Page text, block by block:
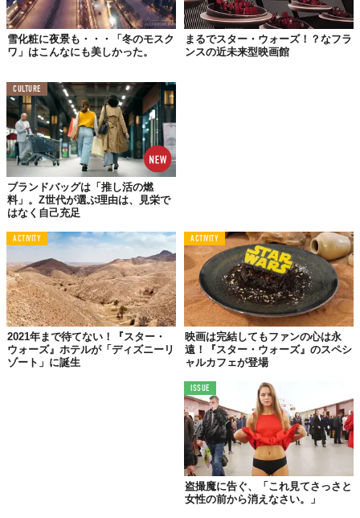
途中でお互いの剣を交換するというパフォーマンスも。
相手の動きに見事に合わせた殺陣には、あっぱれの一言。ピッタ
リと息が合っていて、まるで映画の世界。
実は彼ら、スター・ウォーズのライトセーバーを使って殺陣をす
る、プロのパフォーマーなんだとか。なんでもモスクワには、ラ
イトセーバーの使い方を教える
専門スクールまであるそう。
雪化粧に夜景も・・・「冬のモスク
ワ」はこんなにも美しかった。
まるでスター・ウォーズ！？なフラ
ンスの近未来型映画館
CULTURE
ブランドバッグは「推し活の燃
料」。Z世代が選ぶ理由は、見栄で
はなく自己充足
ACTIVITY
2021年まで待てない！『スター・
ウォーズ』ホテルが「ディズニーリ
ゾート」に誕生
ACTIVITY
映画は完結してもファンの心は永
遠！『スター・ウォーズ』のスペシ
ャルカフェが登場
ISSUE
盗撮魔に告ぐ、「これ見てさっさと
女性の前から消えなさい。」